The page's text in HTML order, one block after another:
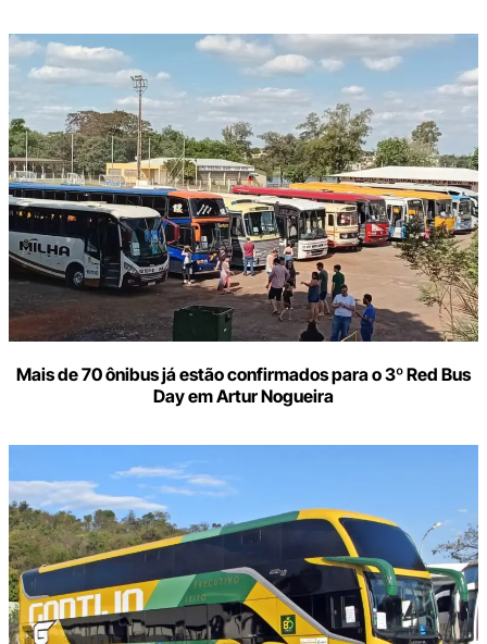
Mais de 70 ônibus já estão confirmados para o 3º Red Bus
Day em Artur Nogueira